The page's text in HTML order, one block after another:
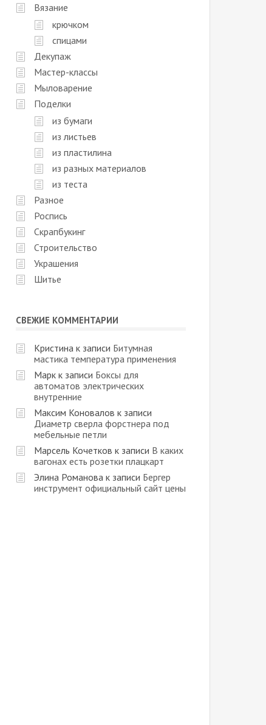
Вязание
крючком
спицами
Декупаж
Мастер-классы
Мыловарение
Поделки
из бумаги
из листьев
из пластилина
из разных материалов
из теста
Разное
Роспись
Скрапбукинг
Строительство
Украшения
Шитье
СВЕЖИЕ КОММЕНТАРИИ
Кристина к записи Битумная
мастика температура применения
Марк к записи Боксы для
автоматов электрических
внутренние
Максим Коновалов к записи
Диаметр сверла форстнера под
мебельные петли
Марсель Кочетков к записи В каких
вагонах есть розетки плацкарт
Элина Романова к записи Бергер
инструмент официальный сайт цены